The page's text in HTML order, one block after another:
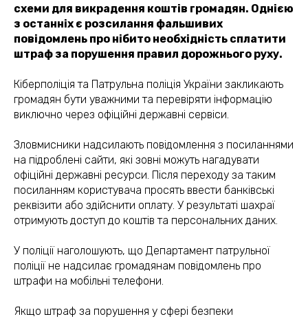
схеми для викрадення коштів громадян. Однією
з останніх є розсилання фальшивих
повідомлень про нібито необхідність сплатити
штраф за порушення правил дорожнього руху.
Кіберполіція та Патрульна поліція України закликають
громадян бути уважними та перевіряти інформацію
виключно через офіційні державні сервіси.
Зловмисники надсилають повідомлення з посиланнями
на підроблені сайти, які зовні можуть нагадувати
офіційні державні ресурси. Після переходу за таким
посиланням користувача просять ввести банківські
реквізити або здійснити оплату. У результаті шахраї
отримують доступ до коштів та персональних даних.
У поліції наголошують, що Департамент патрульної
поліції не надсилає громадянам повідомлень про
штрафи на мобільні телефони.
Якщо штраф за порушення у сфері безпеки